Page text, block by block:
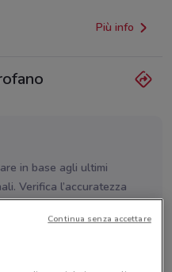
Più info
in base agli ultimi
Verifica l’accuratezza
Continua senza accettare